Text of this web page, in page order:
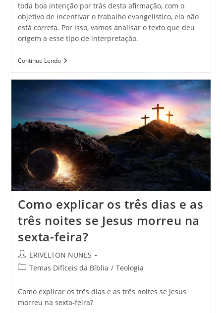
toda boa intenção por trás desta afirmação, com o
objetivo de incentivar o trabalho evangelístico, ela não
está correta. Por isso, vamos analisar o texto que deu
origem a esse tipo de interpretação.
Continue Lendo
Como explicar os três dias e as
três noites se Jesus morreu na
sexta-feira?
ERIVELTON NUNES
Temas Difíceis da Bíblia / Teologia
Como explicar os três dias e as três noites se Jesus
morreu na sexta-feira?